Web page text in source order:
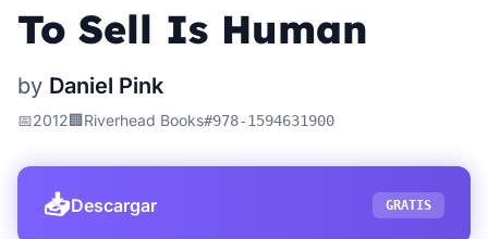
To Sell Is Human
by Daniel Pink
📅2012🏢Riverhead Books#978-1594631900
📥Descargar GRATIS